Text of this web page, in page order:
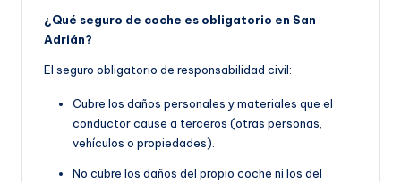
¿Qué seguro de coche es obligatorio en San
Adrián?
El seguro obligatorio de responsabilidad civil:
Cubre los daños personales y materiales que el
conductor cause a terceros (otras personas,
vehículos o propiedades).
No cubre los daños del propio coche ni los del